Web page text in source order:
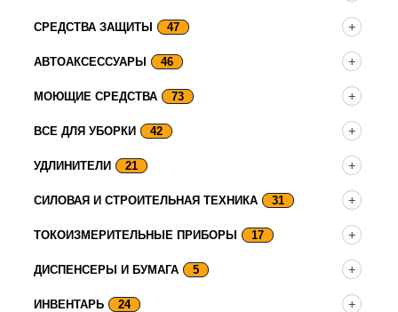
СРЕДСТВА ЗАЩИТЫ 47
АВТОАКСЕССУАРЫ 46
МОЮЩИЕ СРЕДСТВА 73
ВСЕ ДЛЯ УБОРКИ 42
УДЛИНИТЕЛИ 21
СИЛОВАЯ И СТРОИТЕЛЬНАЯ ТЕХНИКА 31
ТОКОИЗМЕРИТЕЛЬНЫЕ ПРИБОРЫ 17
ДИСПЕНСЕРЫ И БУМАГА 5
ИНВЕНТАРЬ 24